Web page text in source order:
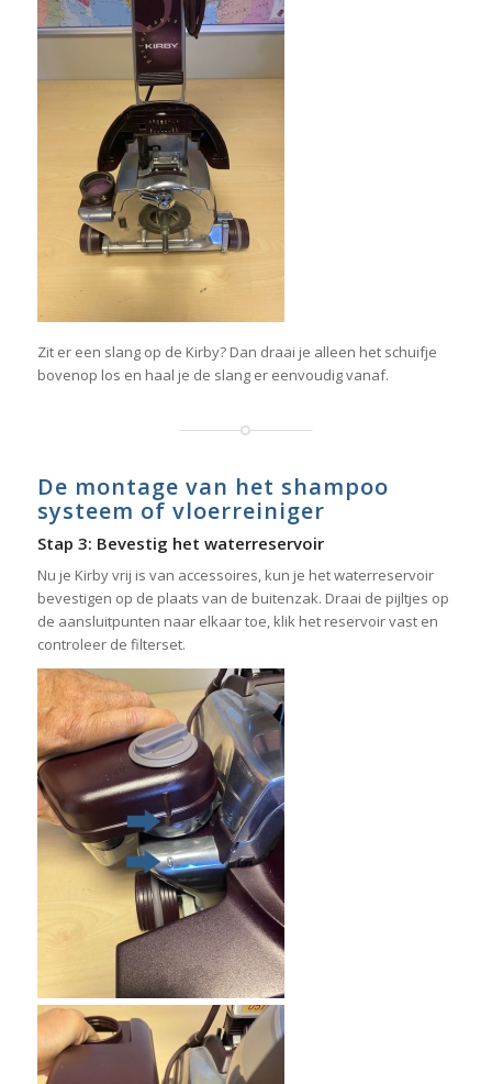
Zit er een slang op de Kirby? Dan draai je alleen het schuifje
bovenop los en haal je de slang er eenvoudig vanaf.
De montage van het shampoo
systeem of vloerreiniger
Stap 3: Bevestig het waterreservoir
Nu je Kirby vrij is van accessoires, kun je het waterreservoir
bevestigen op de plaats van de buitenzak. Draai de pijltjes op
de aansluitpunten naar elkaar toe, klik het reservoir vast en
controleer de filterset.